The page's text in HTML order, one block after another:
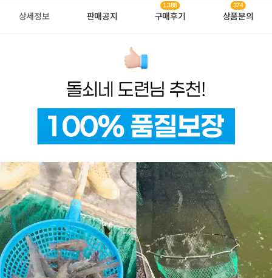
상세정보 판매공지 구매후기
1,388
상품문의
374